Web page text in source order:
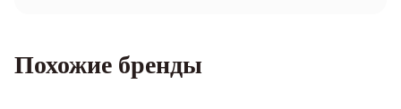
Похожие бренды